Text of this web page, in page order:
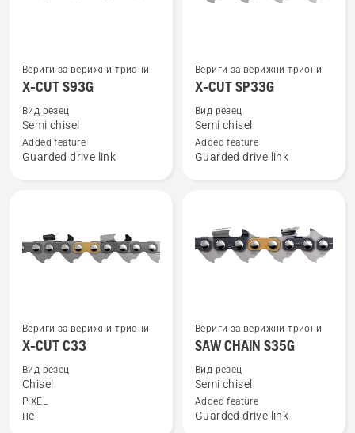
Вижте
повече
за
CUT
Вериги за верижни триони
X-CUT S93G
Вид резец
Semi chisel
Added feature
Guarded drive link
Вижте
повече
за
CUT
Вериги за верижни триони
X-CUT SP33G
Вид резец
Semi chisel
Added feature
Guarded drive link
Вижте
повече
за
CUT
Вериги за верижни триони
X-CUT C33
Вид резец
Chisel
PIXEL
не
Вижте
повече
за
SAW
CHAIN
Вериги за верижни триони
SAW CHAIN S35G
Вид резец
Semi chisel
Added feature
Guarded drive link